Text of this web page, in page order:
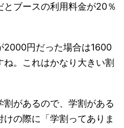
ブースの利用料金が20％
2000円だった場合は1600
。これはかなり大きい割
があるので、学割がある
の際に「学割ってありま